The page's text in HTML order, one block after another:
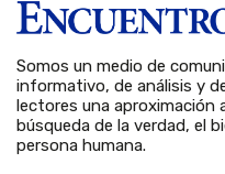
Somos un medio de
informativo, de análisis y
lectores una aproximación
búsqueda de la verdad, el
persona humana.